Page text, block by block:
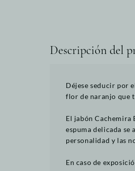
Descripción del
Déjese seducir por
flor de naranjo que
El jabón Cachemira
espuma delicada
personalidad y las
En caso de